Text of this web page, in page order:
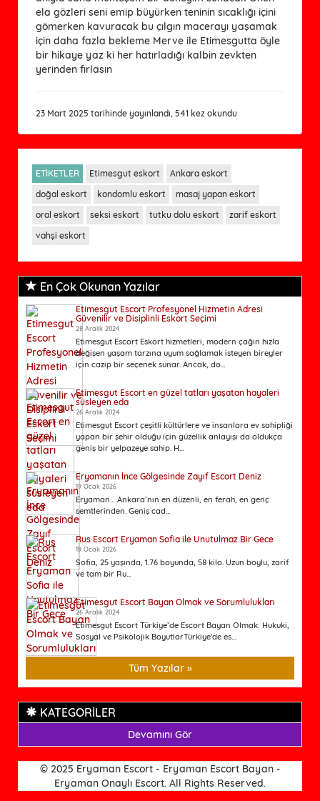
ela gözleri seni emip büyürken teninin sıcaklığı içini
gömerken kavuracak bu çılgın macerayı yaşamak
için daha fazla bekleme Merve ile Etimesgutta öyle
bir hikaye yaz ki her hatırladığı kalbin zevkten
yerinden fırlasın
23 Mart 2025 tarihinde yayınlandı, 541 kez okundu
ETİKETLER Etimesgut eskort
Ankara eskort
doğal eskort
kondomlu eskort
masaj yapan eskort
oral eskort
seksi eskort tutku dolu eskort
zarif eskort
vahşi eskort
En Çok Okunan Yazılar
Etimesgut Escort Profesyonel Hizmetin Adresi
Güvenilir ve Disiplinli Eskort Seçimi
28 Aralık 2024
Etimesgut Escort Eskort hizmetleri, modern çağın hızla
değişen yaşam tarzına uyum sağlamak isteyen bireyler
için cazip bir seçenek sunar. Ancak, do...
Etimesgut Escort en güzel tatları yaşatan hayaleri
süsleyen eda
26 Aralık 2024
Etimesgut Escort çeşitli kültürlere ve insanlara ev sahipliği
yapan bir şehir olduğu için güzellik anlayışı da oldukça
geniş bir yelpazeye sahip. H...
Eryamanın İnce Gölgesinde Zayıf Escort Deniz
19 Ocak 2026
Eryaman… Ankara’nın en düzenli, en ferah, en genç
semtlerinden. Geniş cad...
Rus Escort Eryaman Sofia ile Unutulmaz Bir Gece
19 Ocak 2026
Sofia, 25 yaşında, 1.76 boyunda, 58 kilo. Uzun boylu, zarif
ve tam bir Ru...
Etimesgut Escort Bayan Olmak ve Sorumlulukları
26 Aralık 2024
Etimesgut Escort Türkiye’de Escort Bayan Olmak: Hukuki,
Sosyal ve Psikolojik BoyutlarTürkiye'de es...
Tüm Yazılar »
KATEGORİLER
Devamını Gör
© 2025 Eryaman Escort - Eryaman Escort Bayan -
Eryaman Onaylı Escort. All Rights Reserved.